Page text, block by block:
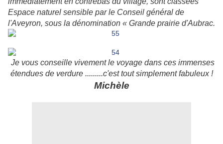
Espace naturel sensible par le Conseil général de
l'Aveyron, sous la dénomination « Grande prairie d'Aubrac.
Je vous conseille vivement le voyage dans ces immenses
étendues de verdure .........c'est tout simplement fabuleux !
Michèle